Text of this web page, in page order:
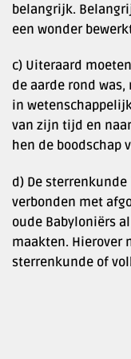
belangrijk.
een wonder
c) Uiteraard
de aarde rond
in
van zijn tijd en
hen de boodschap
d) De
verbonden met
oude Babyloniërs
maakten. Hierover
sterrenkunde of